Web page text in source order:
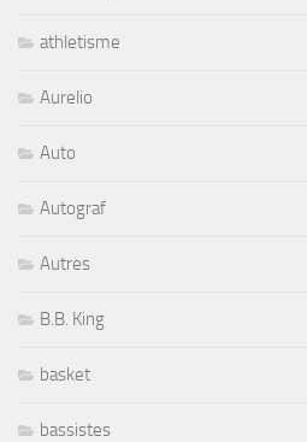
athletisme
Aurelio
Auto
Autograf
Autres
B.B. King
basket
bassistes